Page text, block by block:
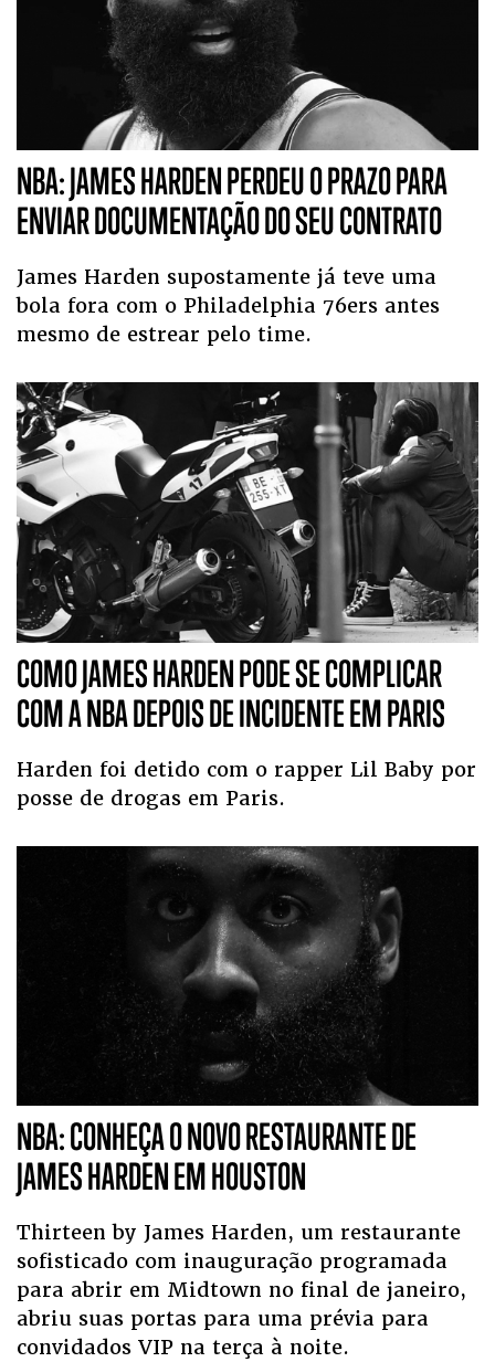
NBA: JAMES HARDEN PERDEU O PRAZO PARA
ENVIAR DOCUMENTAÇÃO DO SEU CONTRATO
James Harden supostamente já teve uma
bola fora com o Philadelphia 76ers antes
mesmo de estrear pelo time.
COMO JAMES HARDEN PODE SE COMPLICAR
COM A NBA DEPOIS DE INCIDENTE EM PARIS
Harden foi detido com o rapper Lil Baby por
posse de drogas em Paris.
NBA: CONHEÇA O NOVO RESTAURANTE DE
JAMES HARDEN EM HOUSTON
Thirteen by James Harden, um restaurante
sofisticado com inauguração programada
para abrir em Midtown no final de janeiro,
abriu suas portas para uma prévia para
convidados VIP na terça à noite.